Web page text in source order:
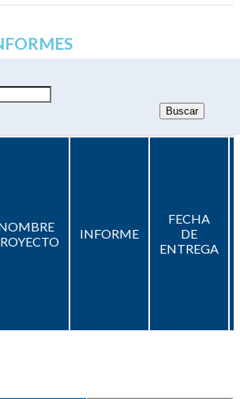
INFORME
FECHA
DE
ENTREGA